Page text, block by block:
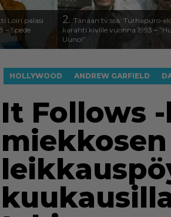
Loiri palasi
– Spede
2. Tänään tv:ssä: Turhapuro-
karahti kiville vuonna 1993 –
Uuno!”
HOLLYWOOD ANDREW GARFIELD
It Follows